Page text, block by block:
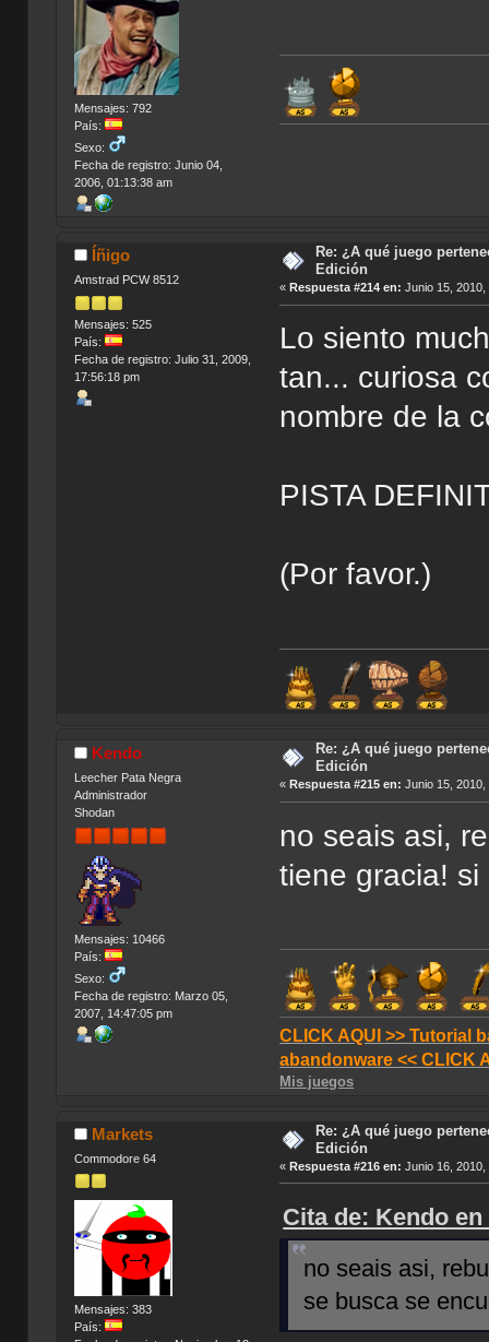
Mensajes: 792
País:
Sexo:
Fecha de registro: Junio 04,
2006, 01:13:38 am
Íñigo
Amstrad PCW 8512
Mensajes: 525
País:
Fecha de registro: Julio 31, 2009,
17:56:18 pm
Re: ¿A qué juego
Edición
«Respuesta #214 en: Junio 15,
Lo siento
tan... curiosa
nombre de la
PISTA
(Por favor.)
Kendo
Leecher Pata Negra
Administrador
Shodan
Mensajes: 10466
País:
Sexo:
Fecha de registro: Marzo 05,
2007, 14:47:05 pm
Re: ¿A qué juego
Edición
« Respuesta #215 en: Junio 15,
no seais asi,
tiene gracia!
CLICK AQUI >> Tutorial
abandonware << CLICK
Mis juegos
Markets
Commodore 64
Mensajes: 383
País:
Re: ¿A qué juego
Edición
«Respuesta #216 en: Junio 16,
Cita de: Kendo
no seais asi,
se busca se